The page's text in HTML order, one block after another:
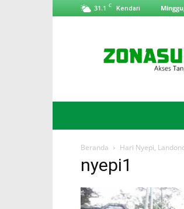
31.1 C Kendari
Beranda Hari Nyepi,
nyepi1